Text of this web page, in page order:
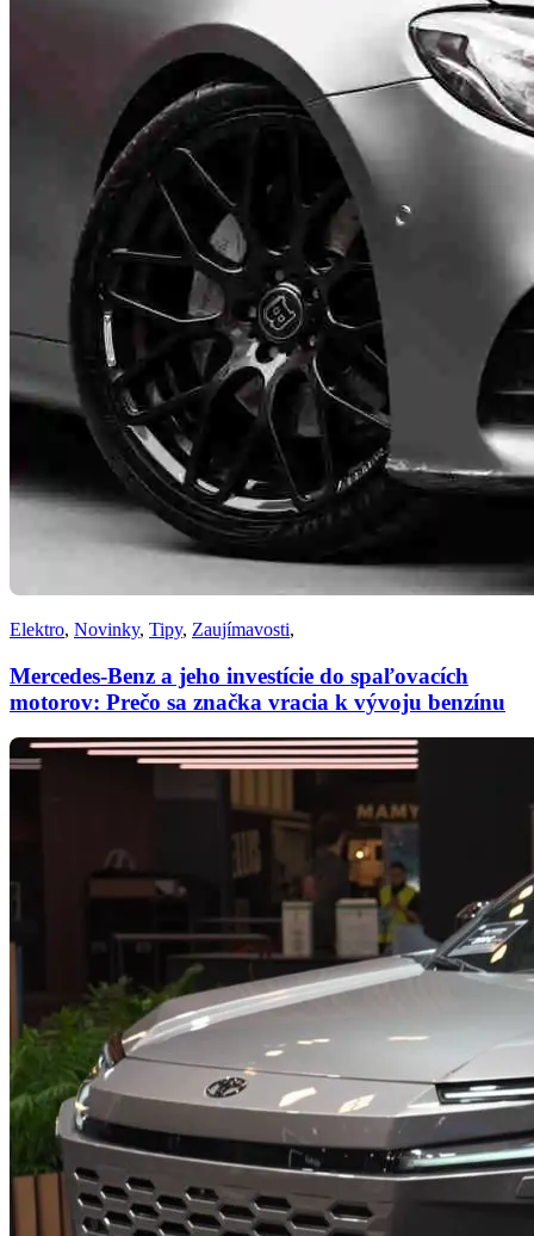
Elektro, Novinky, Tipy, Zaujímavosti,
Mercedes-Benz a jeho investície do spaľovacích
motorov: Prečo sa značka vracia k vývoju benzínu